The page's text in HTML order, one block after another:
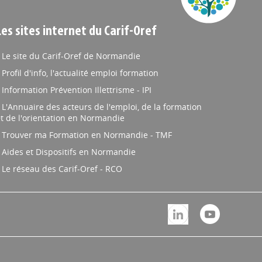
sites internet du Carif-Oref
Le site du Carif-Oref de Normandie
Profil d'info, l'actualité emploi formation
Information Prévention Illettrisme - IPI
L'Annuaire des acteurs de l'emploi, de la formation
de l'orientation en Normandie
Trouver ma Formation en Normandie - TMF
Aides et Dispositifs en Normandie
Le réseau des Carif-Oref - RCO